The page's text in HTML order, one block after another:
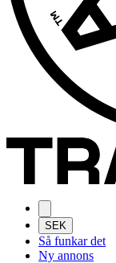
SEK
Så funkar det
Ny annons